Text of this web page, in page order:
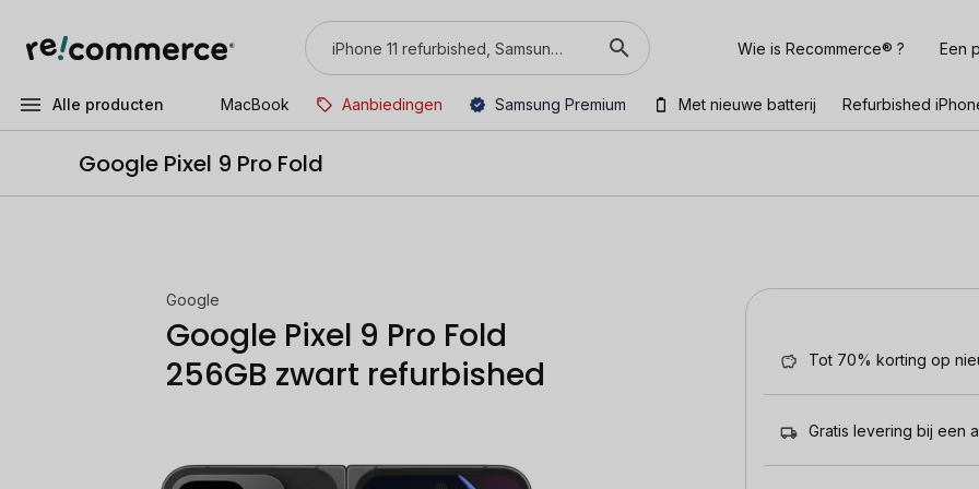
Wie is Recommerce® ? Een
Alle producten MacBook Aanbiedingen Samsung Premium Met nieuwe batterij Refurbished
Google Pixel 9 Pro Fold
Google
Google Pixel 9 Pro Fold
256GB zwart refurbished
Tot 70% korting op
Gratis levering bij een